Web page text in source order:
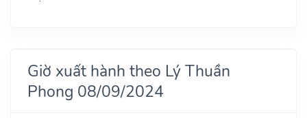
Giờ xuất hành theo Lý Thuần
Phong 08/09/2024